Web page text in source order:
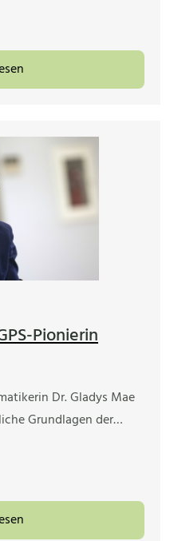
Pionierin
Dr. Gladys Mae
Grundlagen der…